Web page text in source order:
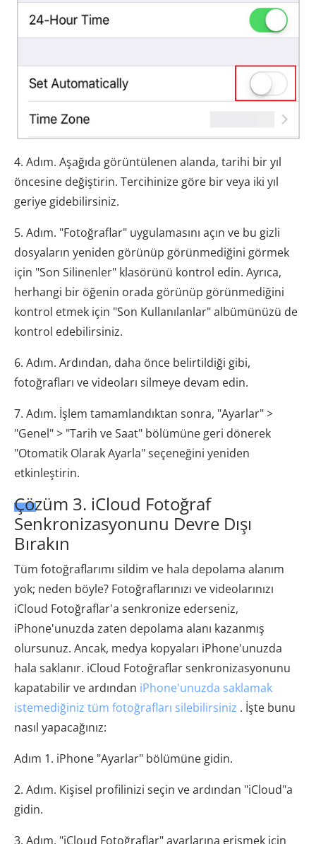
4. Adım. Aşağıda görüntülenen alanda, tarihi bir yıl
öncesine değiştirin. Tercihinize göre bir veya iki yıl
geriye gidebilirsiniz.
5. Adım. "Fotoğraflar" uygulamasını açın ve bu gizli
dosyaların yeniden görünüp görünmediğini görmek
için "Son Silinenler" klasörünü kontrol edin. Ayrıca,
herhangi bir öğenin orada görünüp görünmediğini
kontrol etmek için "Son Kullanılanlar" albümünüzü de
kontrol edebilirsiniz.
6. Adım. Ardından, daha önce belirtildiği gibi,
fotoğrafları ve videoları silmeye devam edin.
7. Adım. İşlem tamamlandıktan sonra, "Ayarlar" >
"Genel" > "Tarih ve Saat" bölümüne geri dönerek
"Otomatik Olarak Ayarla" seçeneğini yeniden
etkinleştirin.
Çözüm 3. iCloud Fotoğraf
Senkronizasyonunu Devre Dışı
Bırakın
Tüm fotoğraflarımı sildim ve hala depolama alanım
yok; neden böyle? Fotoğraflarınızı ve videolarınızı
iCloud Fotoğraflar'a senkronize ederseniz,
iPhone'unuzda zaten depolama alanı kazanmış
olursunuz. Ancak, medya kopyaları iPhone'unuzda
hala saklanır. iCloud Fotoğraflar senkronizasyonunu
kapatabilir ve ardından iPhone'unuzda saklamak
istemediğiniz tüm fotoğrafları silebilirsiniz . İşte bunu
nasıl yapacağınız:
Adım 1. iPhone "Ayarlar" bölümüne gidin.
2. Adım. Kişisel profilinizi seçin ve ardından "iCloud"a
gidin.
3. Adım. "iCloud Fotoğraflar" ayarlarına erişmek için